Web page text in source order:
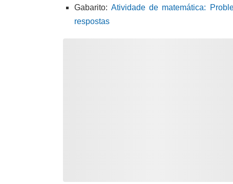
Gabarito: Atividade de matemática:
respostas